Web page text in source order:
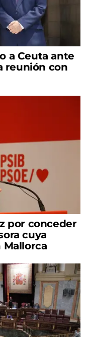
a Ceuta ante
reunión con
por conceder
cuya
Mallorca